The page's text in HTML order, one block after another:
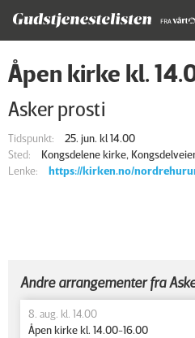
Åpen kirke kl.
Asker prosti
Tidspunkt:
25. jun. kl 14.00
Sted:
Kongsdelene kirke,
Lenke:
https://kirken.no/
Andre arrangementer fra
8. aug. kl. 14.00
Åpen kirke kl. 14.00-16.00